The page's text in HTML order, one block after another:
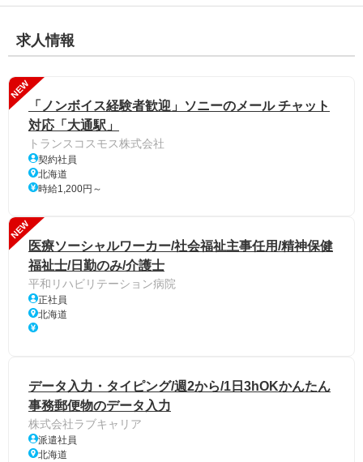
求人情報
NEW
「ノンボイス経験者歓迎」ソニーのメール チャット
対応「大通駅」
トランスコスモス株式会社
契約社員
北海道
時給1,200円～
NEW
医療ソーシャルワーカー/社会福祉主事任用/精神保健
福祉士/日勤のみ/介護士
平和リハビリテーション病院
正社員
北海道
データ入力・タイピング/週2から/1日3hOKかんたん
事務郵便物のデータ入力
株式会社ラブキャリア
派遣社員
北海道